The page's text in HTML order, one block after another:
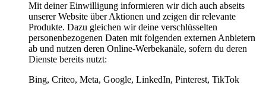
Mit deiner Einwilligung informieren wir dich auch abseits
unserer Website über Aktionen und zeigen dir relevante
Produkte. Dazu gleichen wir deine verschlüsselten
personenbezogenen Daten mit folgenden externen Anbietern
ab und nutzen deren Online-Werbekanäle, sofern du deren
Dienste bereits nutzt:
Bing, Criteo, Meta, Google, LinkedIn, Pinterest, TikTok